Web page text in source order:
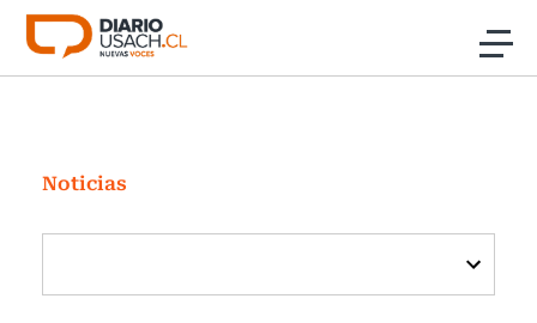
Click acá para ir directamente al contenido
Investigación
Cultura
Programas Radio y TV Usach
Noticias